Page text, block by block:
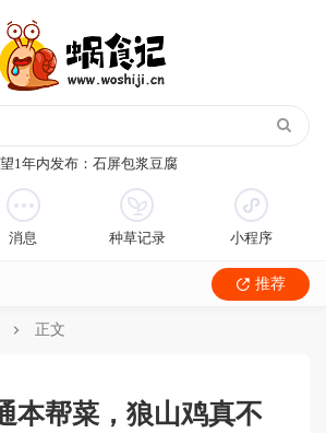
鞋1年内发布：沿河沙子空心李
再见1年内发布：红宝石鲜奶小方
1年内发布：石屏包浆豆腐
鞋1年内发布：沿河沙子空心李
再见1年内发布：红宝石鲜奶小方
月季1年内发布：森永松饼粉
消息 种草记录 小程序
推荐
正文
本帮菜，狼山鸡真不